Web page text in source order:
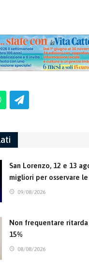
San Lorenzo, 12 e 13
migliori per osservare
09/08/2026
Non frequentare
15%
08/08/2026